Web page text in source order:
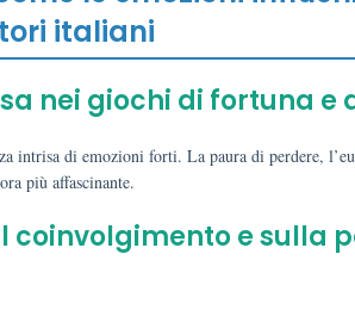
italiani
nei giochi di fortuna e
intrisa di emozioni forti. La paura di perdere,
più affascinante.
coinvolgimento e sulla